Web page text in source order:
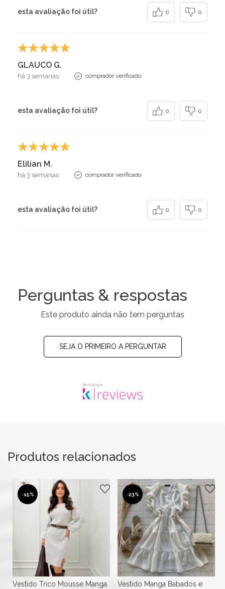
esta avaliação foi útil? 0 0
GLAUCO G.
há 3 semanas comprador verificado
esta avaliação foi útil? 0 0
Elilian M.
há 3 semanas comprador verificado
esta avaliação foi útil? 0 0
Perguntas & respostas
Este produto ainda não tem perguntas
SEJA O PRIMEIRO A PERGUNTAR
Produtos relacionados
-15%
Vestido Trico Mousse Manga
-23%
Vestido Manga Babados e